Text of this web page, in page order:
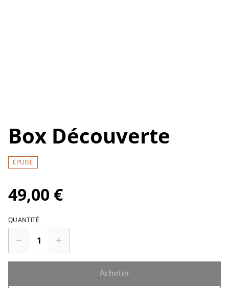
Box Découverte
ÉPUISÉ
49,00 €
QUANTITÉ
Acheter